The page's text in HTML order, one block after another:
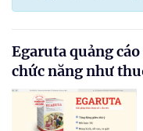
Egaruta quảng
chức năng như